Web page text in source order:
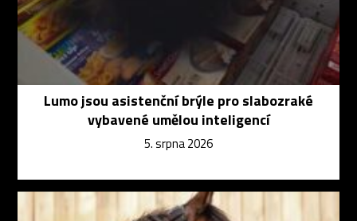
Lumo jsou asistenční brýle pro slabozraké
vybavené umělou inteligencí
5. srpna 2026